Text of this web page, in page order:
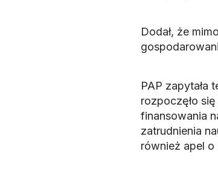
Dodał, że
PAP zapytała
rozpoczęło
finansowania
zatrudnienia
również apel